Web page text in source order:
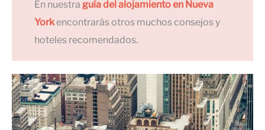
En nuestra guía del alojamiento en Nueva
Yorkencontrarás otros muchos consejos y
hoteles recomendados.